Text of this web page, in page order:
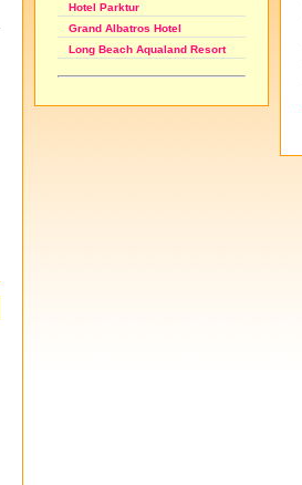
Hotel Parktur
Grand Albatros Hotel
Long Beach Aqualand Resort